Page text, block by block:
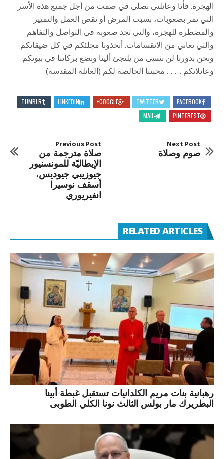
الهجرة. فأنا وعائلتي نصلي في صمت من أجل جميع هذه الأسر
التي تمر بصعوبات، بسبب المرض أو نقص العمل والتمييز
والمضطرة للهجرة، والتي تجد صعوبة في التواصل والتفاهم
والتي تعاني من الانقسامات. أتخذونا مجلئكم في كل ضيقاتكم
ونحن بدورنا لن ننسى من يلتجئ ألينا ونضع بركاتنا في بيوتكم
وعائلاتكم ……. محبتنا الخالصة لكم (العائلة المقدسة).
FACEBOOK
TWITTER
GOOGLE+
LINKEDIN
TUMBLR
PINTEREST
MAIL
Previous Post
صلاة مترجمة من
الإيطاليّة للمونسنيور
جيوزيبي جيوديس،
أسقف نوسيرا
انفيريوري
Next Post
صوم وصلاة
RELATED ARTICLES
رهبانية بنات مريم الكلدانيات تستقبل غبطة أبينا
البطريرك مار بولس الثالث نونا الكلي الطوبى